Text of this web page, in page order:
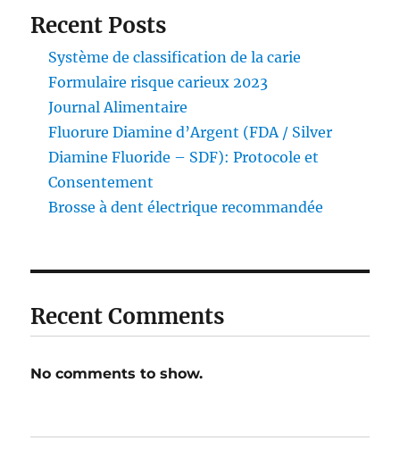
Recent Posts
Système de classification de la carie
Formulaire risque carieux 2023
Journal Alimentaire
Fluorure Diamine d’Argent (FDA / Silver
Diamine Fluoride – SDF): Protocole et
Consentement
Brosse à dent électrique recommandée
Recent Comments
No comments to show.